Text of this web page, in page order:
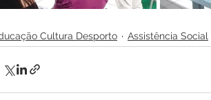
Cultura Desporto Assistência Social